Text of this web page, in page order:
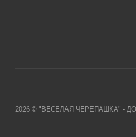
2026 © "ВЕСЕЛАЯ ЧЕРЕПАШКА" -